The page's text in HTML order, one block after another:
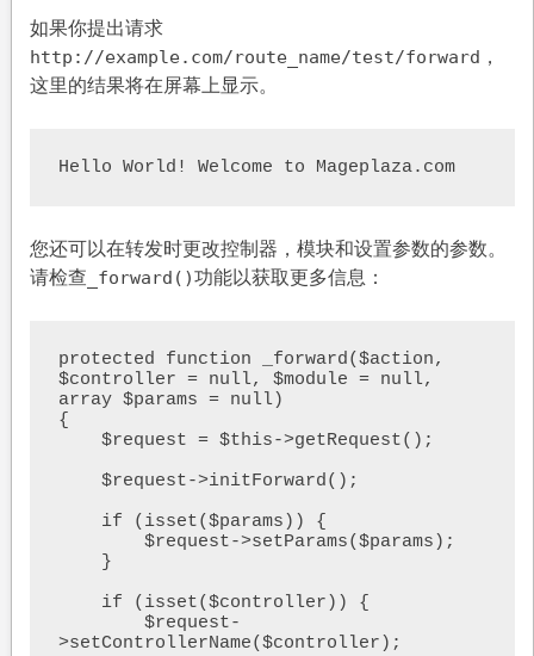
如果你提出请求
http://example.com/route_name/test/forward ，
这里的结果将在屏幕上显示。
Hello World! Welcome to Mageplaza.com
您还可以在转发时更改控制器，模块和设置参数的参数。
请检查 _forward()功能以获取更多信息：
protected function _forward($action,
$controller = null, $module = null,
array $params = null)
{
>setControllerName($controller);